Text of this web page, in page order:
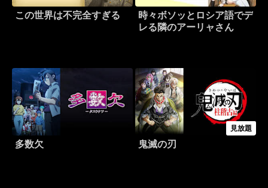
この世界は不完全すぎる
時々ボソッとロシア語でデ
レる隣のアーリャさん
多数欠
見放題
鬼滅の刃